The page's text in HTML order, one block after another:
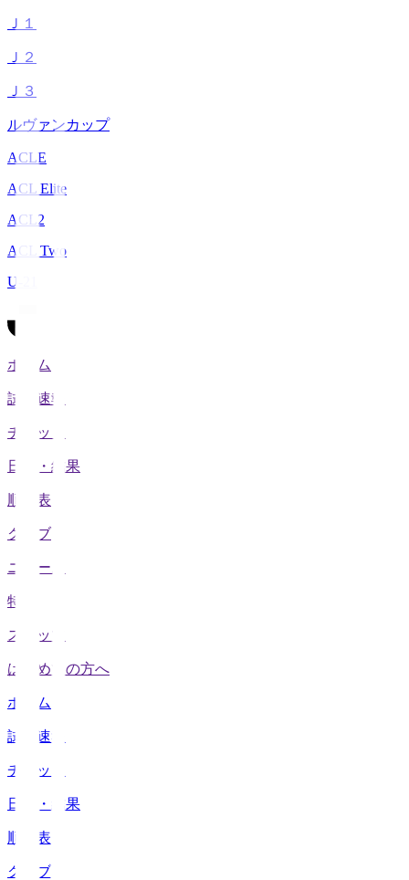
Ｊ１
Ｊ２
Ｊ３
ルヴァンカップ
ACLE
ACL Elite
ACL2
ACL Two
U-21
ホーム
試合速報
チケット
日程・結果
順位表
クラブ
ニュース
特集
スタッツ
はじめての方へ
ホーム
試合速報
チケット
日程・結果
順位表
クラブ